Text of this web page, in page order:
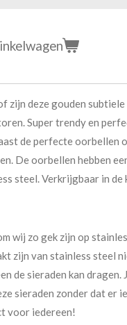
zijn deze gouden
Super trendy en
de perfecte oorbellen
De oorbellen hebben
steel. Verkrijgbaar in de
wij zo gek zijn op
zijn van stainless steel
de sieraden kan dragen.
sieraden zonder dat er
voor iedereen!